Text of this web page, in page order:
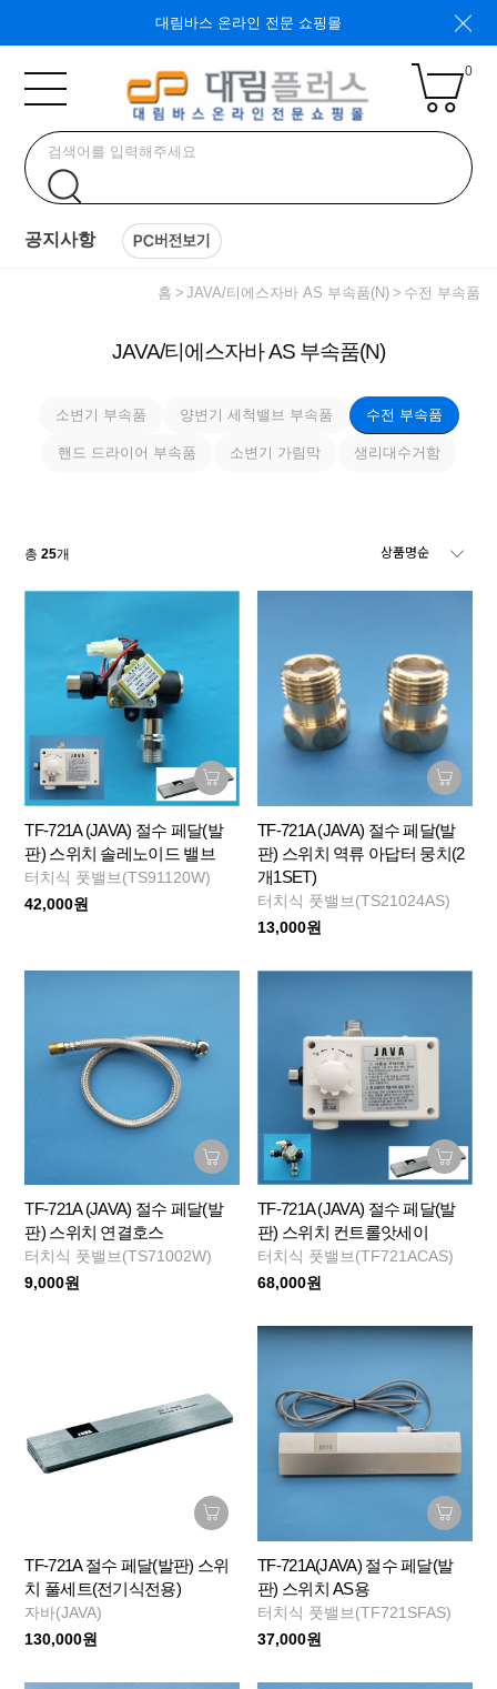
대림바스 온라인 전문 쇼핑몰
0
공지사항
홈 JAVA/티에스자바 AS 부속품(N) 수전 부속품
JAVA/티에스자바 AS 부속품(N)
소변기 부속품 양변기 세척밸브 부속품 수전 부속품
핸드 드라이어 부속품 소변기 가림막 생리대수거함
총25개
TF-721A (JAVA) 절수 페달(발
판) 스위치 솔레노이드 밸브
터치식 풋밸브(TS91120W)
42,000원
TF-721A (JAVA) 절수 페달(발
판) 스위치 역류 아답터 뭉치(2
개1SET)
터치식 풋밸브(TS21024AS)
13,000원
TF-721A (JAVA) 절수 페달(발
판) 스위치 연결호스
터치식 풋밸브(TS71002W)
9,000원
TF-721A (JAVA) 절수 페달(발
판) 스위치 컨트롤앗세이
터치식 풋밸브(TF721ACAS)
68,000원
TF-721A 절수 페달(발판) 스위
치 풀세트(전기식전용)
자바(JAVA)
130,000원
TF-721A(JAVA) 절수 페달(발
판) 스위치 AS용
터치식 풋밸브(TF721SFAS)
37,000원